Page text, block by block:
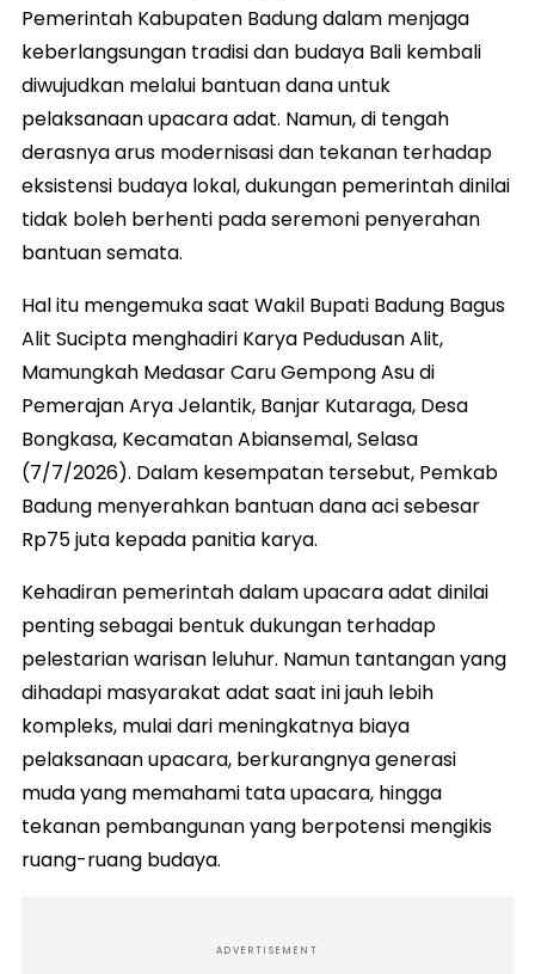
Pemerintah Kabupaten Badung dalam menjaga
keberlangsungan tradisi dan budaya Bali kembali
diwujudkan melalui bantuan dana untuk
pelaksanaan upacara adat. Namun, di tengah
derasnya arus modernisasi dan tekanan terhadap
eksistensi budaya lokal, dukungan pemerintah dinilai
tidak boleh berhenti pada seremoni penyerahan
bantuan semata.
Hal itu mengemuka saat Wakil Bupati Badung Bagus
Alit Sucipta menghadiri Karya Pedudusan Alit,
Mamungkah Medasar Caru Gempong Asu di
Pemerajan Arya Jelantik, Banjar Kutaraga, Desa
Bongkasa, Kecamatan Abiansemal, Selasa
(7/7/2026). Dalam kesempatan tersebut, Pemkab
Badung menyerahkan bantuan dana aci sebesar
Rp75 juta kepada panitia karya.
Kehadiran pemerintah dalam upacara adat dinilai
penting sebagai bentuk dukungan terhadap
pelestarian warisan leluhur. Namun tantangan yang
dihadapi masyarakat adat saat ini jauh lebih
kompleks, mulai dari meningkatnya biaya
pelaksanaan upacara, berkurangnya generasi
muda yang memahami tata upacara, hingga
tekanan pembangunan yang berpotensi mengikis
ruang-ruang budaya.
ADVERTISEMENT